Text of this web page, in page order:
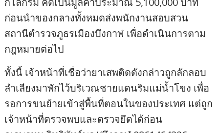
ก่อนนำของกลางทั้งหมดส่งพนักงานสอบสวน
สถานีตำรวจภูธรเมืองบึงกาฬ เพื่อดำเนินการตาม
กฎหมายต่อไป
ทั้งนี้ เจ้าหน้าที่เชื่อว่ายาเสพติดดังกล่าวถูกลักลอบ
ลำเลียงมาพักไว้บริเวณชายแดนริมแม่น้ำโขง เพื่อ
รอการขนย้ายเข้าสู่พื้นที่ตอนในของประเทศ แต่ถูก
เจ้าหน้าที่ตรวจพบและตรวจยึดได้ก่อน